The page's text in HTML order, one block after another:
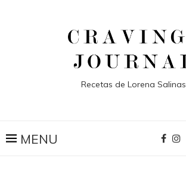
Recetas de Lorena Salinas